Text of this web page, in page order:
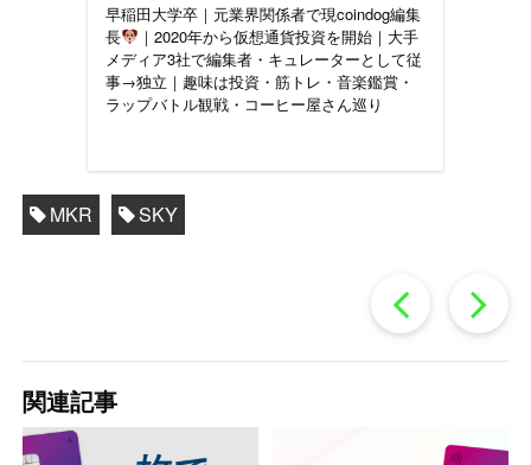
早稲田大学卒｜元業界関係者で現coindog編集
長
｜2020年から仮想通貨投資を開始｜大手
メディア3社で編集者・キュレーターとして従
事→独立｜趣味は投資・筋トレ・音楽鑑賞・
ラップバトル観戦・コーヒー屋さん巡り
MKR SKY
過
去
の
関連記事